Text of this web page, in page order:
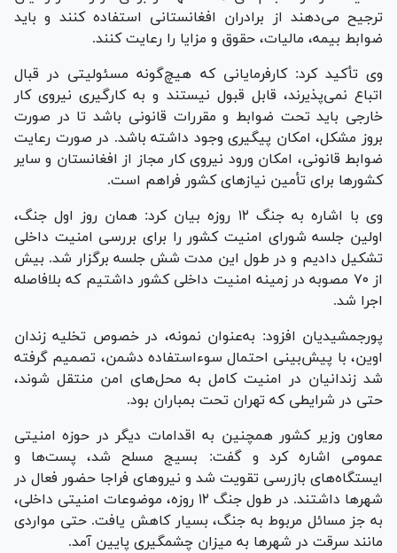
ترجیح می‌دهند از برادران افغانستانی استفاده کنند و باید
ضوابط بیمه، مالیات، حقوق و مزایا را رعایت کنند.
وی تأکید کرد: کارفرمایانی که هیچ‌گونه مسئولیتی در قبال
اتباع نمی‌پذیرند، قابل قبول نیستند و به کارگیری نیروی کار
خارجی باید تحت ضوابط و مقررات قانونی باشد تا در صورت
بروز مشکل، امکان پیگیری وجود داشته باشد. در صورت رعایت
ضوابط قانونی، امکان ورود نیروی کار مجاز از افغانستان و سایر
کشور‌ها برای تأمین نیاز‌های کشور فراهم است.
وی با اشاره به جنگ ۱۲ روزه بیان کرد: همان روز اول جنگ،
اولین جلسه شورای امنیت کشور را برای بررسی امنیت داخلی
تشکیل دادیم و در طول این مدت شش جلسه برگزار شد. بیش
از ۷۰ مصوبه در زمینه امنیت داخلی کشور داشتیم که بلافاصله
اجرا شد.
پورجمشیدیان افزود: به‌عنوان نمونه، در خصوص تخلیه زندان
اوین، با پیش‌بینی احتمال سوءاستفاده دشمن، تصمیم گرفته
شد زندانیان در امنیت کامل به محل‌های امن منتقل شوند،
حتی در شرایطی که تهران تحت بمباران بود.
معاون وزیر کشور همچنین به اقدامات دیگر در حوزه امنیتی
عمومی اشاره کرد و گفت: بسیج مسلح شد، پست‌ها و
ایستگاه‌های بازرسی تقویت شد و نیرو‌های فراجا حضور فعال در
شهر‌ها داشتند. در طول جنگ ۱۲ روزه، موضوعات امنیتی داخلی،
به جز مسائل مربوط به جنگ، بسیار کاهش یافت. حتی مواردی
مانند سرقت در شهر‌ها به میزان چشمگیری پایین آمد.